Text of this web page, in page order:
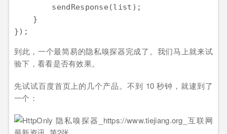
        sendResponse(list);
    }
到此，一个最简易的隐私嗅探器完成了。我们马上就来试
验下，看看是否有效果。
先试试百度首页上的几个产品。不到 10 秒钟，就逮到了
一个：